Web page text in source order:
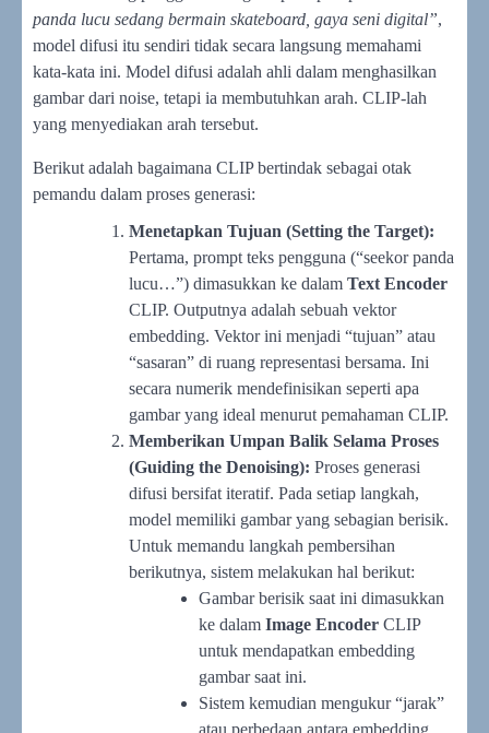
panda lucu sedang bermain skateboard, gaya seni digital”,
model difusi itu sendiri tidak secara langsung memahami
kata-kata ini. Model difusi adalah ahli dalam menghasilkan
gambar dari noise, tetapi ia membutuhkan arah. CLIP-lah
yang menyediakan arah tersebut.
Berikut adalah bagaimana CLIP bertindak sebagai otak
pemandu dalam proses generasi:
Menetapkan Tujuan (Setting the Target):
Pertama, prompt teks pengguna (“seekor panda
lucu…”) dimasukkan ke dalam Text Encoder
CLIP. Outputnya adalah sebuah vektor
embedding. Vektor ini menjadi “tujuan” atau
“sasaran” di ruang representasi bersama. Ini
secara numerik mendefinisikan seperti apa
gambar yang ideal menurut pemahaman CLIP.
Memberikan Umpan Balik Selama Proses
(Guiding the Denoising): Proses generasi
difusi bersifat iteratif. Pada setiap langkah,
model memiliki gambar yang sebagian berisik.
Untuk memandu langkah pembersihan
berikutnya, sistem melakukan hal berikut:
Gambar berisik saat ini dimasukkan
ke dalam Image Encoder CLIP
untuk mendapatkan embedding
gambar saat ini.
Sistem kemudian mengukur “jarak”
atau perbedaan antara embedding